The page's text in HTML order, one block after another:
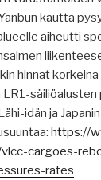
kautta
aiheutti
hinnat korkeina
säiliöalusten
idän ja Japanin
https://
cargoes-
rates